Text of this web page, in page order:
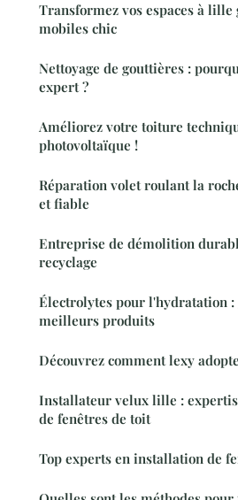
Transformez vos espaces à lille
mobiles chic
Nettoyage de gouttières :
expert ?
Améliorez votre toiture
photovoltaïque !
Réparation volet roulant la
et fiable
Entreprise de démolition
recyclage
Électrolytes pour l'hydratation :
meilleurs produits
Découvrez comment lexy
Installateur velux lille :
de fenêtres de toit
Top experts en installation de